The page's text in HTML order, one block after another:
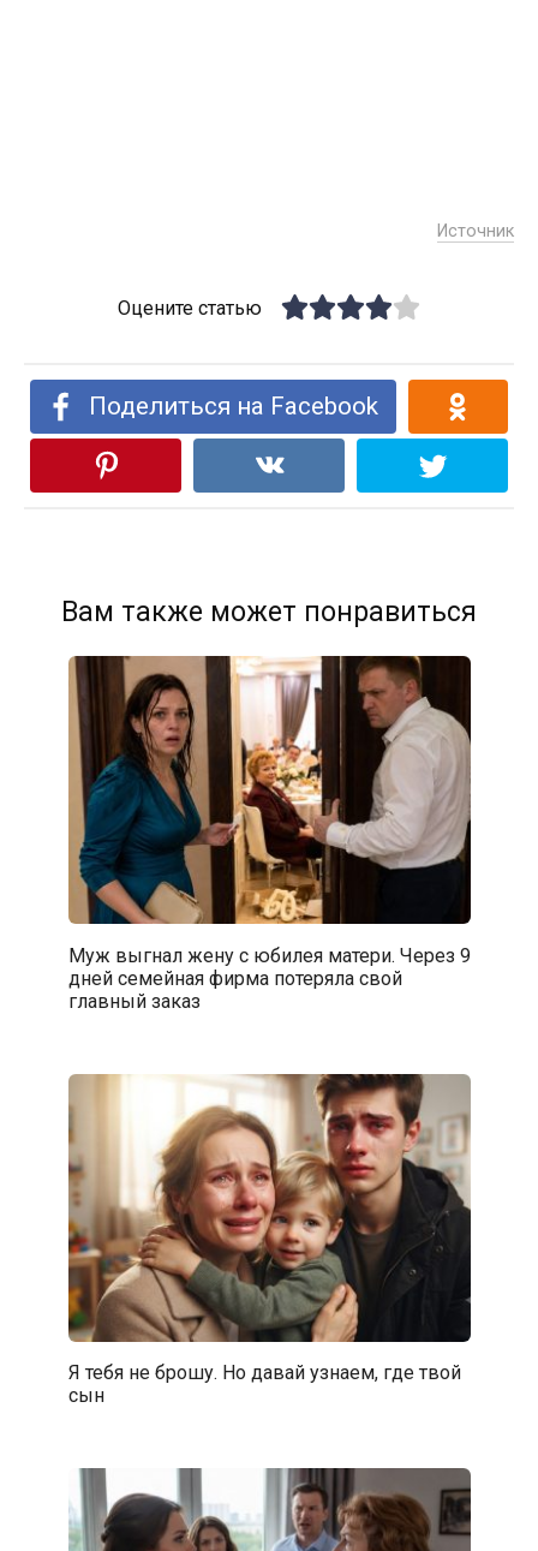
Источник
Оцените статью
Поделиться на Facebook
Вам также может понравиться
Муж выгнал жену с юбилея матери. Через 9
дней семейная фирма потеряла свой
главный заказ
Я тебя не брошу. Но давай узнаем, где твой
сын